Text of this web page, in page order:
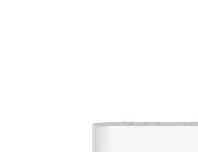
Тепловые насосы